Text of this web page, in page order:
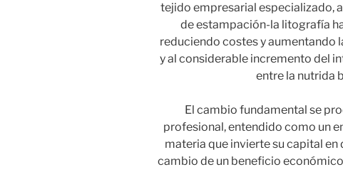
tejido empresarial especializado,
de estampación-la litografía
reduciendo costes y aumentando
y al considerable incremento del
entre la nutrida
El cambio fundamental se
profesional, entendido como un
materia que invierte su capital
cambio de un beneficio